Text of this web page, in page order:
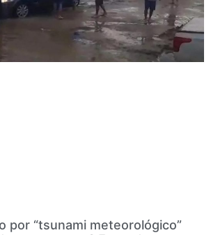
por “tsunami meteorológico”